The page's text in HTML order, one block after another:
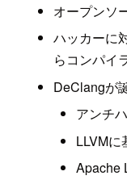
オープンソ
ハッカーに
らコンパイ
DeClangが
アンチ
LLVMに
Apache